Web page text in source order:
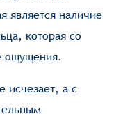
является наличие
которая со
ощущения.
исчезает, а с